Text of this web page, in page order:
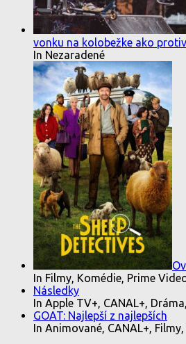
vonku na kolobežke ako
In Nezaradené
In Filmy, Komédie, Prime
Následky
In Apple TV+, CANAL+,
GOAT: Najlepší z najlepších
In Animované, CANAL+,